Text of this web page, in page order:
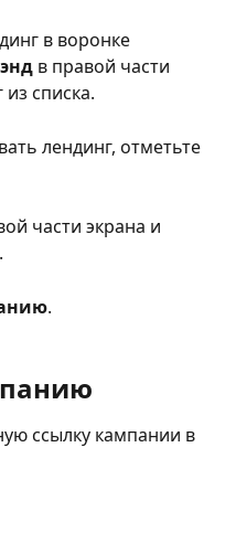
в воронке
в правой части
списка.
лендинг, отметьте
части экрана и
.
ссылку кампании в